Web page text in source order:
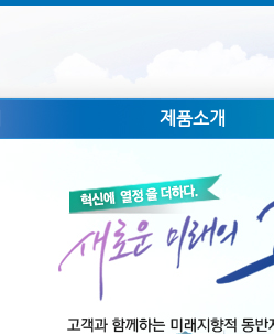
제품소개